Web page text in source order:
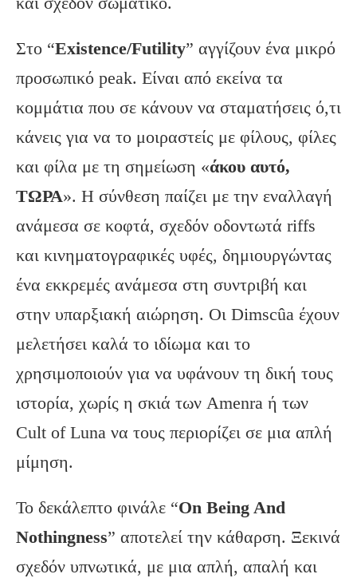
Στο “Existence/Futility” αγγίζουν ένα μικρό
προσωπικό peak. Είναι από εκείνα τα
κομμάτια που σε κάνουν να σταματήσεις ό,τι
κάνεις για να το μοιραστείς με φίλους, φίλες
και φίλα με τη σημείωση «άκου αυτό,
ΤΩΡΑ». Η σύνθεση παίζει με την εναλλαγή
ανάμεσα σε κοφτά, σχεδόν οδοντωτά riffs
και κινηματογραφικές υφές, δημιουργώντας
ένα εκκρεμές ανάμεσα στη συντριβή και
στην υπαρξιακή αιώρηση. Οι Dimscûa έχουν
μελετήσει καλά το ιδίωμα και το
χρησιμοποιούν για να υφάνουν τη δική τους
ιστορία, χωρίς η σκιά των Amenra ή των
Cult of Luna να τους περιορίζει σε μια απλή
μίμηση.
Το δεκάλεπτο φινάλε “On Being And
Nothingness” αποτελεί την κάθαρση. Ξεκινά
σχεδόν υπνωτικά, με μια απλή, απαλή και